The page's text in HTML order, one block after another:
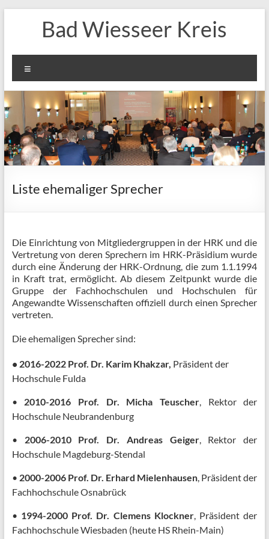
Bad Wiesseer Kreis
Liste ehemaliger Sprecher
Die Einrichtung von Mitgliedergruppen in der HRK und die
Vertretung von deren Sprechern im HRK-Präsidium wurde
durch eine Änderung der HRK-Ordnung, die zum 1.1.1994
in Kraft trat, ermöglicht. Ab diesem Zeitpunkt wurde die
Gruppe der Fachhochschulen und Hochschulen für
Angewandte Wissenschaften offiziell durch einen Sprecher
vertreten.
Die ehemaligen Sprecher sind:
• 2016-2022 Prof. Dr. Karim Khakzar, Präsident der
Hochschule Fulda
• 2010-2016 Prof. Dr. Micha Teuscher, Rektor der
Hochschule Neubrandenburg
• 2006-2010 Prof. Dr. Andreas Geiger, Rektor der
Hochschule Magdeburg-Stendal
• 2000-2006 Prof. Dr. Erhard Mielenhausen, Präsident der
Fachhochschule Osnabrück
• 1994-2000 Prof. Dr. Clemens Klockner, Präsident der
Fachhochschule Wiesbaden (heute HS Rhein-Main)